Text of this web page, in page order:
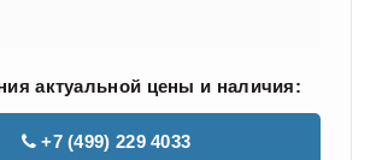
актуальной цены и наличия:
+7 (499) 229 4033